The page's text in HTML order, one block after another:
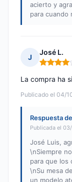
acierto y
para cuando
J
José L.
Nota: 4
Publicado el 04/
La compra ha
Respuesta
Publicada el
José Luis,
\nSiempre
para que los
\nSu mesa
un modelo